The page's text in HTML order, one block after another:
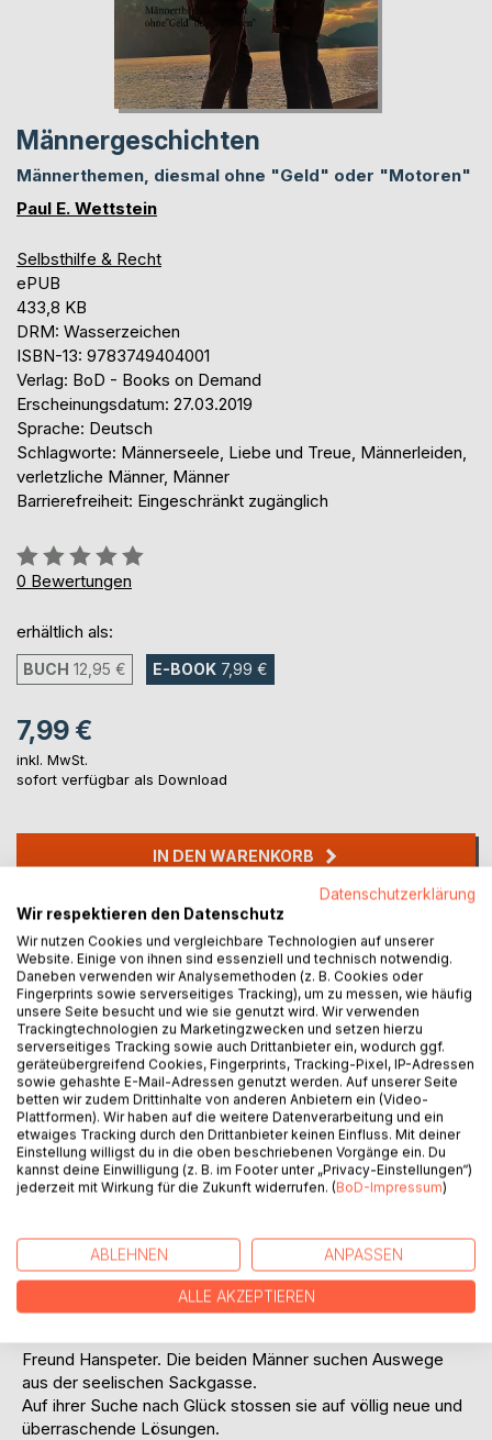
Männergeschichten
Männerthemen, diesmal ohne "Geld" oder "Motoren"
Paul E. Wettstein
Selbsthilfe & Recht
ePUB
433,8 KB
DRM: Wasserzeichen
ISBN-13: 9783749404001
Verlag: BoD - Books on Demand
Erscheinungsdatum: 27.03.2019
Sprache: Deutsch
Schlagworte: Männerseele, Liebe und Treue, Männerleiden,
verletzliche Männer, Männer
Barrierefreiheit: Eingeschränkt zugänglich
Bewertung::
0%
0 Bewertungen
erhältlich als:
BUCH 12,95 € E-BOOK 7,99 €
7,99 €
inkl. MwSt.
sofort verfügbar als Download
IN DEN WARENKORB
Auf die Merkliste
Titel bewerten
BESCHREIBUNG
Wie funktionieren Männer? Dieser spannende Roman lässt
tief in die Psyche und Denkweise von Männern blicken.
Katastrophe rüttelt an seinen seelischen Grundfesten.
Raoul ist völlig hilflos und versteht die Welt nicht mehr. Er
begreift nicht, weshalb seine vermeintlich glückliche und
harmonische Ehe plötzlich auseinanderbricht.
Freund Hanspeter. Die beiden Männer suchen Auswege
aus der seelischen Sackgasse.
Auf ihrer Suche nach Glück stossen sie auf völlig neue und
überraschende Lösungen.
Datenschutzerklärung
Wir respektieren den Datenschutz
Wir nutzen Cookies und vergleichbare Technologien auf unserer
Website. Einige von ihnen sind essenziell und technisch notwendig.
Daneben verwenden wir Analysemethoden (z. B. Cookies oder
Fingerprints sowie serverseitiges Tracking), um zu messen, wie häufig
unsere Seite besucht und wie sie genutzt wird. Wir verwenden
Trackingtechnologien zu Marketingzwecken und setzen hierzu
serverseitiges Tracking sowie auch Drittanbieter ein, wodurch ggf.
geräteübergreifend Cookies, Fingerprints, Tracking-Pixel, IP-Adressen
sowie gehashte E-Mail-Adressen genutzt werden. Auf unserer Seite
betten wir zudem Drittinhalte von anderen Anbietern ein (Video-
Plattformen). Wir haben auf die weitere Datenverarbeitung und ein
etwaiges Tracking durch den Drittanbieter keinen Einfluss. Mit deiner
Einstellung willigst du in die oben beschriebenen Vorgänge ein. Du
kannst deine Einwilligung (z. B. im Footer unter „Privacy-Einstellungen“)
jederzeit mit Wirkung für die Zukunft widerrufen. (BoD-Impressum)
ABLEHNEN ANPASSEN
ALLE AKZEPTIEREN